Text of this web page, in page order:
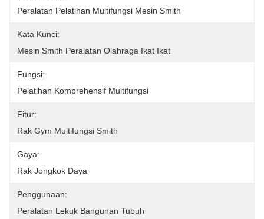
Peralatan Pelatihan Multifungsi Mesin Smith
Kata Kunci:
Mesin Smith Peralatan Olahraga Ikat Ikat
Fungsi:
Pelatihan Komprehensif Multifungsi
Fitur:
Rak Gym Multifungsi Smith
Gaya:
Rak Jongkok Daya
Penggunaan:
Peralatan Lekuk Bangunan Tubuh